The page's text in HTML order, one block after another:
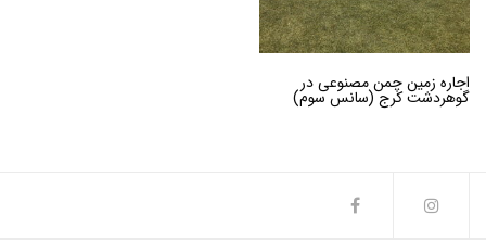
اجاره زمین چمن مصنوعی در
گوهردشت کرج (سانس سوم)